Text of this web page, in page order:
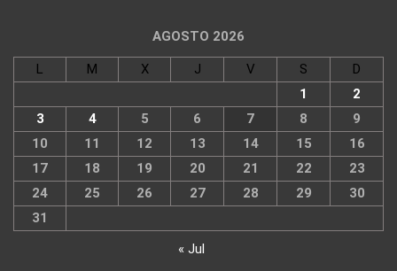
AGOSTO 2026
L M X J V S
D
1
2
3
4 5 6 7 8
9
10
11 12 13 14 15
16
17
18 19 20 21 22
23
24
25 26 27 28 29
30
31
« Jul